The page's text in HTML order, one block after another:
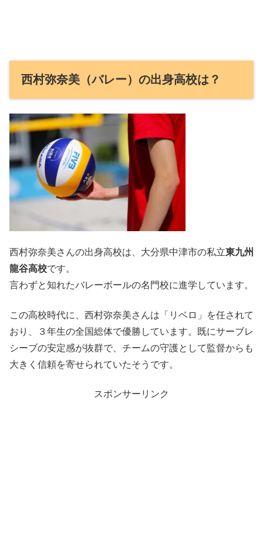
西村弥奈美（バレー）の出身高校は？
西村弥奈美さんの出身高校は、大分県中津市の私立東九州
龍谷高校です。
言わずと知れたバレーボールの名門校に進学しています。
この高校時代に、西村弥奈美さんは「リベロ」を任されて
おり、３年生の全国総体で優勝しています。既にサーブレ
シーブの安定感が抜群で、チームの守護として監督からも
大きく信頼を寄せられていたそうです。
スポンサーリンク